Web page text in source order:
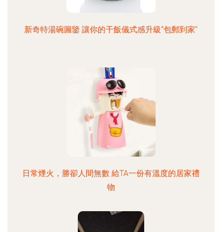
新奇特湯碗圖鑒 讓你的干飯儀式感升級“包郵到家”
日常煙火，勝卻人間無數 給TA一份有溫度的居家禮
物